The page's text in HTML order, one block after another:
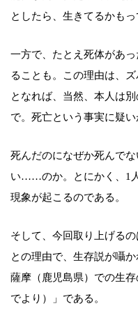
としたら、生きてるかも
一方で、たとえ死体があ
ることも。この理由は、
となれば、当然、本人は
で。死亡という事実に疑い
死んだのになぜか死んで
い……のか。とにかく、1
現象が起こるのである。
そして、今回取り上げる
との理由で、生存説が囁か
薩摩（鹿児島県）での生
でより）」である。